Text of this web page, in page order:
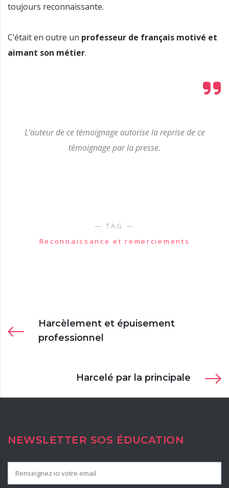
toujours reconnaissante.
C’était en outre un professeur de français motivé et
aimant son métier.
L’auteur de ce témoignage autorise la reprise de ce
témoignage par la presse.
Reconnaissance et remerciements
Harcèlement et épuisement
professionnel
Harcelé par la principale
NEWSLETTER SOS ÉDUCATION